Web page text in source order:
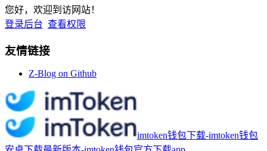
您好，欢迎到访网站！
登录后台 查看权限
友情链接
Z-Blog on Github
imtoken钱包下载-imtoken钱包